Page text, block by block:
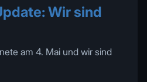
Wir sind
am 4. Mai und wir sind